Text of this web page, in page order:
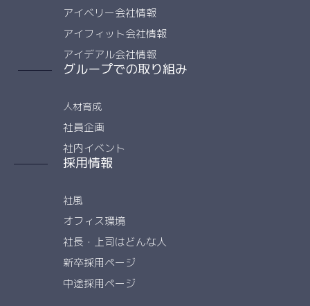
アイベリー会社情報
アイフィット会社情報
アイデアル会社情報
グループでの取り組み
人材育成
社員企画
社内イベント
採用情報
社風
オフィス環境
社長・上司はどんな人
新卒採用ページ
中途採用ページ